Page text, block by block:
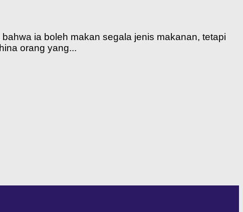
ia boleh makan segala jenis makanan, tetapi
orang yang...